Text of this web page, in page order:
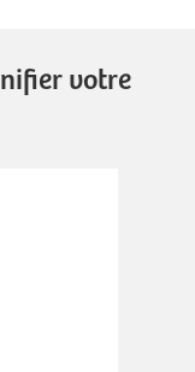
votre